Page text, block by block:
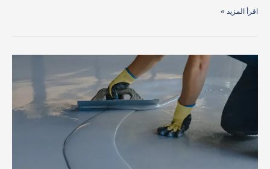
اقرأ المزيد »
شركة
ايبوكسي